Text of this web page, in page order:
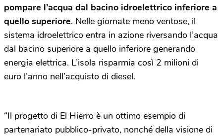
pompare l’acqua dal bacino idroelettrico inferiore a
quello superiore. Nelle giornate meno ventose, il
sistema idroelettrico entra in azione riversando l’acqua
dal bacino superiore a quello inferiore generando
energia elettrica. L’isola risparmia così 2 milioni di
euro l’anno nell’acquisto di diesel.
“Il progetto di El Hierro è un ottimo esempio di
partenariato pubblico-privato, nonché della visione di